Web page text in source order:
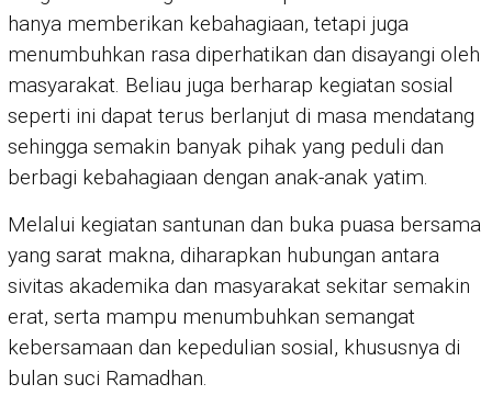
hanya memberikan kebahagiaan, tetapi juga
menumbuhkan rasa diperhatikan dan disayangi oleh
masyarakat. Beliau juga berharap kegiatan sosial
seperti ini dapat terus berlanjut di masa mendatang
sehingga semakin banyak pihak yang peduli dan
berbagi kebahagiaan dengan anak-anak yatim.
Melalui kegiatan santunan dan buka puasa bersama
yang sarat makna, diharapkan hubungan antara
sivitas akademika dan masyarakat sekitar semakin
erat, serta mampu menumbuhkan semangat
kebersamaan dan kepedulian sosial, khususnya di
bulan suci Ramadhan.